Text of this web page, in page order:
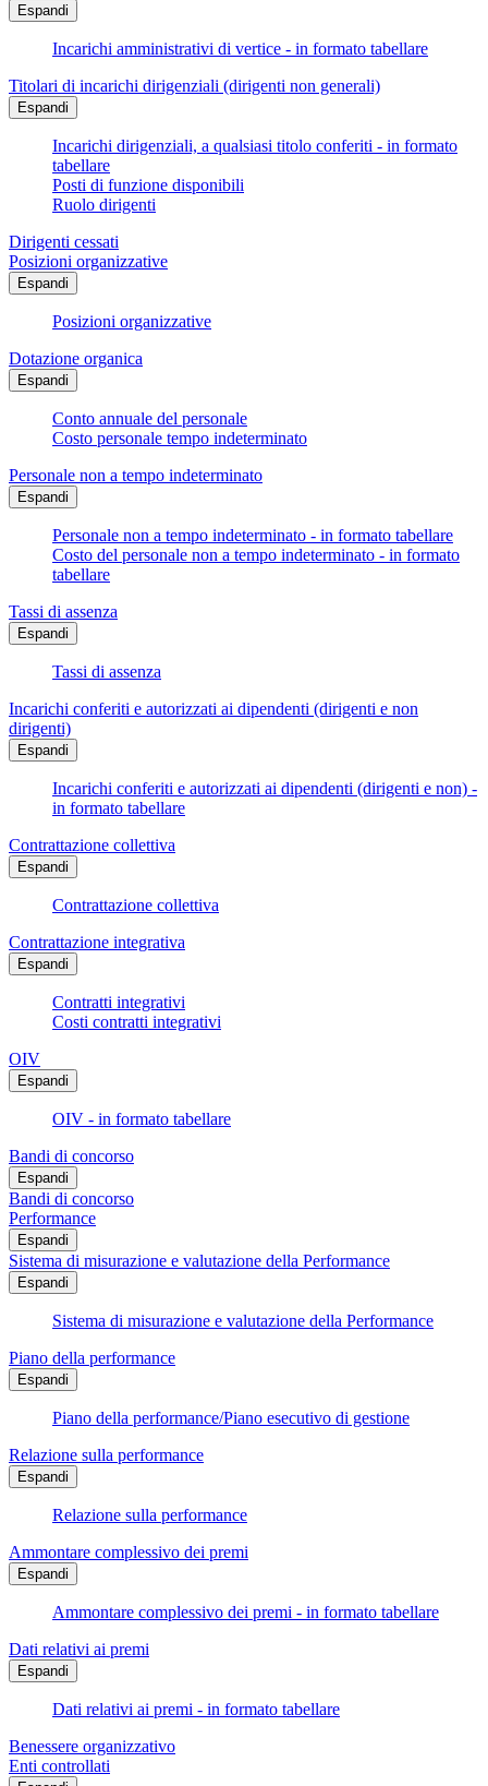
Espandi
Incarichi amministrativi di vertice - in formato tabellare
Titolari di incarichi dirigenziali (dirigenti non generali)
Espandi
Incarichi dirigenziali, a qualsiasi titolo conferiti - in formato
tabellare
Posti di funzione disponibili
Ruolo dirigenti
Dirigenti cessati
Posizioni organizzative
Espandi
Posizioni organizzative
Dotazione organica
Espandi
Conto annuale del personale
Costo personale tempo indeterminato
Personale non a tempo indeterminato
Espandi
Personale non a tempo indeterminato - in formato tabellare
Costo del personale non a tempo indeterminato - in formato
tabellare
Tassi di assenza
Espandi
Tassi di assenza
Incarichi conferiti e autorizzati ai dipendenti (dirigenti e non
dirigenti)
Espandi
Incarichi conferiti e autorizzati ai dipendenti (dirigenti e non) -
in formato tabellare
Contrattazione collettiva
Espandi
Contrattazione collettiva
Contrattazione integrativa
Espandi
Contratti integrativi
Costi contratti integrativi
OIV
Espandi
OIV - in formato tabellare
Bandi di concorso
Espandi
Bandi di concorso
Performance
Espandi
Sistema di misurazione e valutazione della Performance
Espandi
Sistema di misurazione e valutazione della Performance
Piano della performance
Espandi
Piano della performance/Piano esecutivo di gestione
Relazione sulla performance
Espandi
Relazione sulla performance
Ammontare complessivo dei premi
Espandi
Ammontare complessivo dei premi - in formato tabellare
Dati relativi ai premi
Espandi
Dati relativi ai premi - in formato tabellare
Benessere organizzativo
Enti controllati